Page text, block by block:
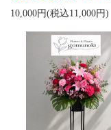
10,000円(税込11,000円)